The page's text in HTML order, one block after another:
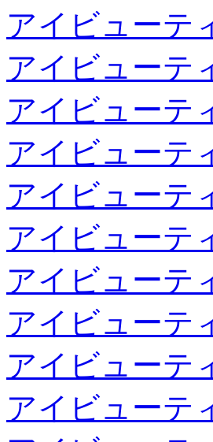
アイビューテ
アイビューテ
アイビューテ
アイビューテ
アイビューテ
アイビューテ
アイビューテ
アイビューテ
アイビューテ
アイビューテ